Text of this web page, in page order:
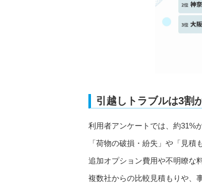
引越しトラブルは3割
利用者アンケートでは、約31%
「荷物の破損・紛失」や「見積
追加オプション費用や不明瞭な
複数社からの比較見積もりや、